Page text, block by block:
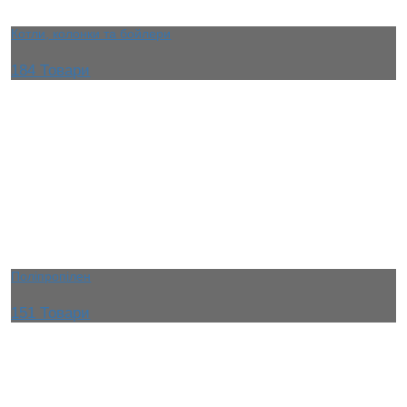
Котли, колонки та бойлери
184 Товари
Поліпропілен
151 Товари